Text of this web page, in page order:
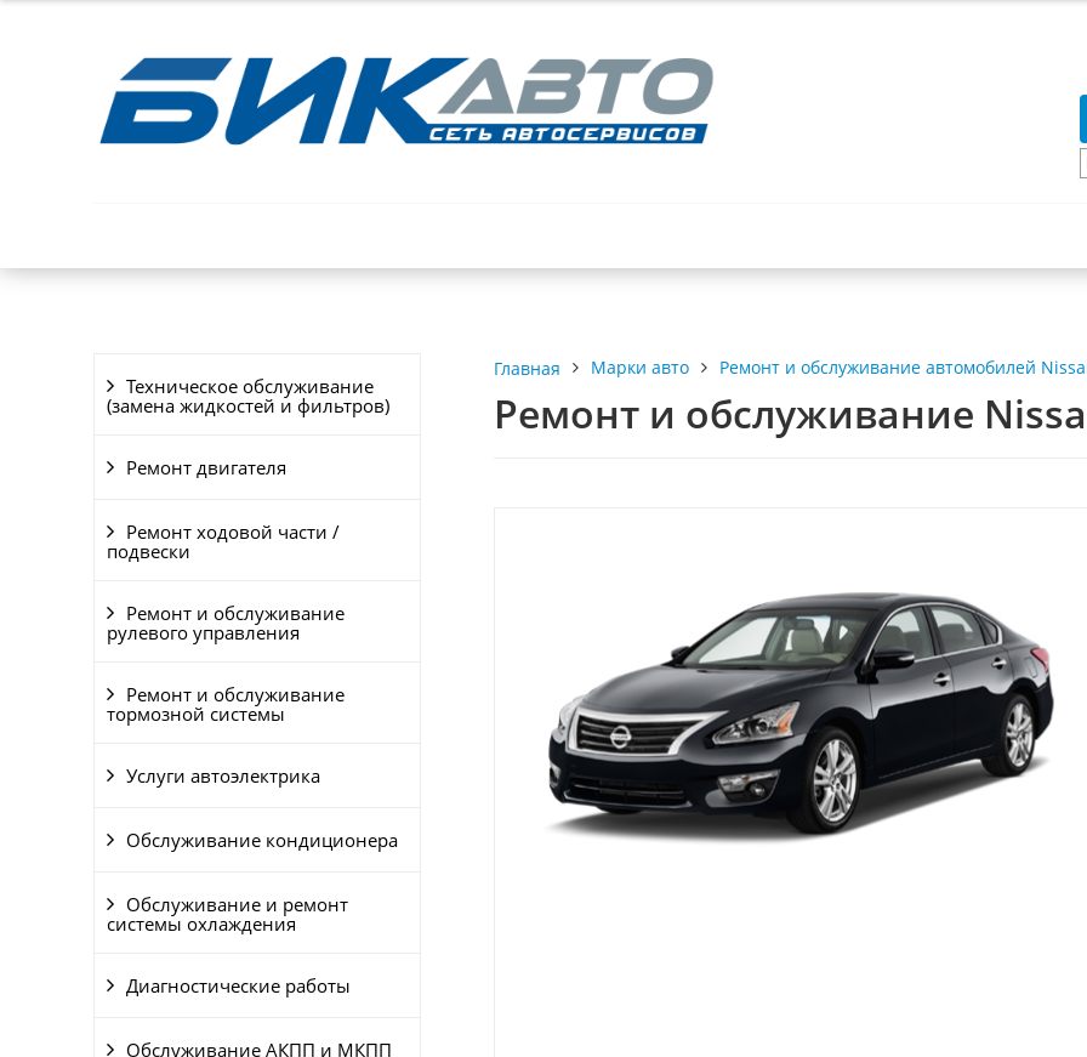
Техническое обслуживание
(замена жидкостей и фильтров)
Ремонт двигателя
Ремонт ходовой части /
подвески
Ремонт и обслуживание
рулевого управления
Ремонт и обслуживание
тормозной системы
Услуги автоэлектрика
Обслуживание кондиционера
Обслуживание и ремонт
системы охлаждения
Диагностические работы
Обслуживание АКПП и МКПП
Главная Марки авто Ремонт и обслуживание автомобилей
Ремонт и обслуживание